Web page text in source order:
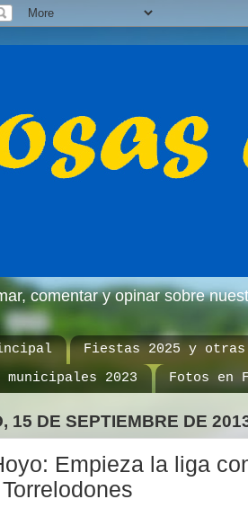
comentar y opinar sobre
Fiestas 2025 y otras
municipales 2023
Fotos en
15 DE SEPTIEMBRE DE
Empieza la liga